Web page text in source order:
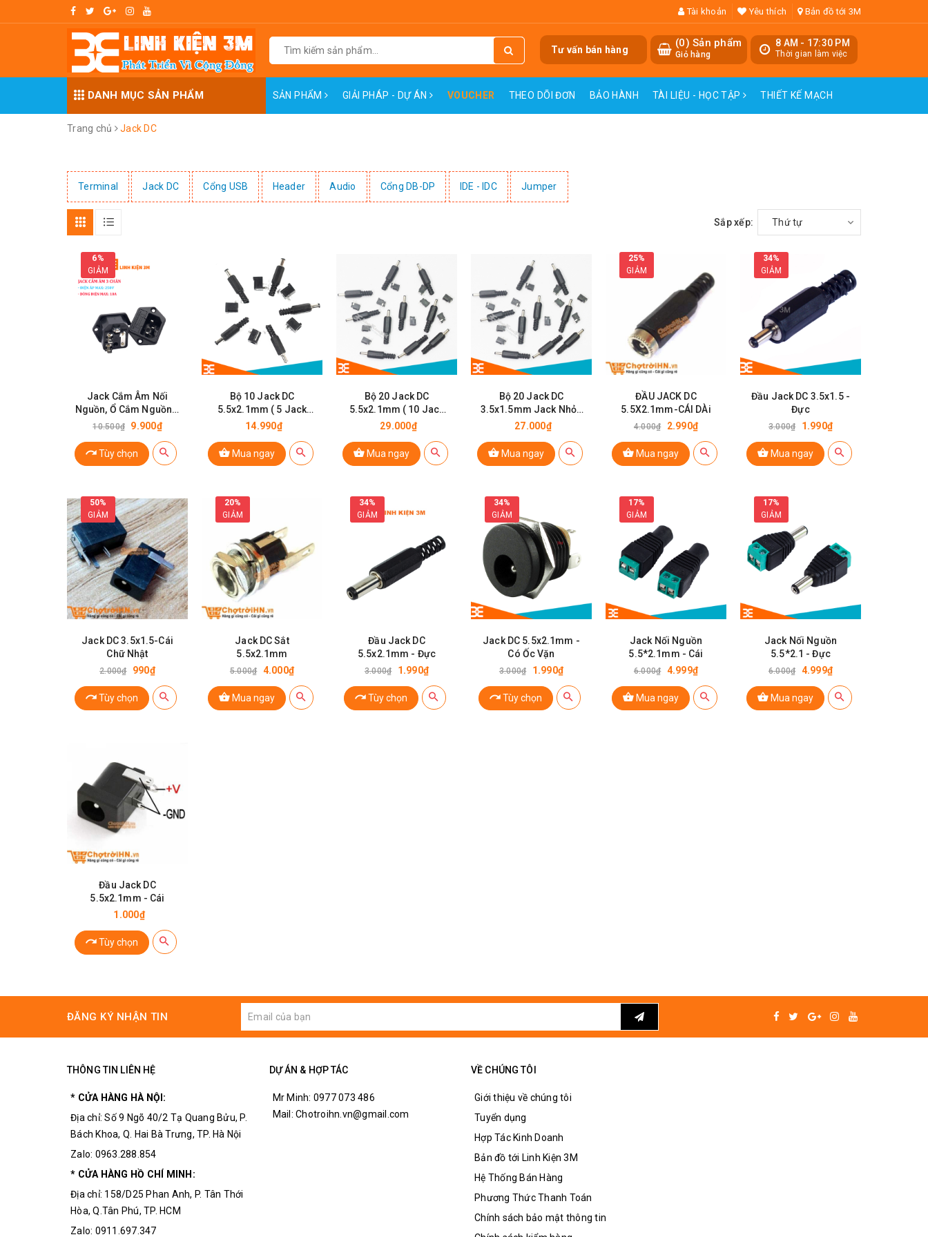
Tài khoản Yêu thích Bản đồ tới 3M
8 AM - 17:30 PM
Thời gian làm việc
(0) Sản phẩm
Giỏ hàng
Tư vấn bán hàng
DANH MỤC SẢN PHẨM SẢN PHẨM GIẢI PHÁP - DỰ ÁN VOUCHER THEO DÕI ĐƠN BẢO HÀNH TÀI LIỆU - HỌC TẬP THIẾT KẾ MẠCH
Trang chủ Jack DC
Terminal Jack DC Cổng USB Header Audio Cổng DB-DP IDE - IDC Jumper
Sắp xếp: Thứ tự
6%
GIẢM
Jack Cắm Âm Nối
Nguồn, Ổ Cắm Nguồn 3
Chân 220VAC-10A |
10.500₫ 9.900₫
Tùy chọn
Bộ 10 Jack DC
5.5x2.1mm ( 5 Jack
đực- 5 Jack cái )
14.990₫
Mua ngay
Bộ 20 Jack DC
5.5x2.1mm ( 10 Jack
đực- 10 Jack cái )
29.000₫
Mua ngay
Bộ 20 Jack DC
3.5x1.5mm Jack Nhỏ (
10 Jack đực- 10 Jack
27.000₫
Mua ngay
25%
GIẢM
ĐẦU JACK DC
5.5X2.1mm-CÁI DÀi
4.000₫ 2.990₫
Mua ngay
34%
GIẢM
Đầu Jack DC 3.5x1.5 -
Đực
3.000₫ 1.990₫
Mua ngay
50%
GIẢM
Jack DC 3.5x1.5-Cái
Chữ Nhật
2.000₫ 990₫
Tùy chọn
20%
GIẢM
Jack DC Sắt
5.5x2.1mm
5.000₫ 4.000₫
Mua ngay
34%
GIẢM
Đầu Jack DC
5.5x2.1mm - Đực
3.000₫ 1.990₫
Tùy chọn
34%
GIẢM
Jack DC 5.5x2.1mm -
Có Ốc Vặn
3.000₫ 1.990₫
Tùy chọn
17%
GIẢM
Jack Nối Nguồn
5.5*2.1mm - Cái
6.000₫ 4.999₫
Mua ngay
17%
GIẢM
Jack Nối Nguồn
5.5*2.1 - Đực
6.000₫ 4.999₫
Mua ngay
Đầu Jack DC
5.5x2.1mm - Cái
1.000₫
Tùy chọn
ĐĂNG KÝ NHẬN TIN
THÔNG TIN LIÊN HỆ
* CỬA HÀNG HÀ NỘI:
Địa chỉ: Số 9 Ngõ 40/2 Tạ Quang Bửu, P.
Bách Khoa, Q. Hai Bà Trưng, TP. Hà Nội
Zalo: 0963.288.854
* CỬA HÀNG HỒ CHÍ MINH:
Địa chỉ: 158/D25 Phan Anh, P. Tân Thới
Hòa, Q.Tân Phú, TP. HCM
Zalo: 0911.697.347
DỰ ÁN & HỢP TÁC
Mr Minh: 0977 073 486
Mail: Chotroihn.vn@gmail.com
VỀ CHÚNG TÔI
Giới thiệu về chúng tôi
Tuyển dụng
Hợp Tác Kinh Doanh
Bản đồ tới Linh Kiện 3M
Hệ Thống Bán Hàng
Phương Thức Thanh Toán
Chính sách bảo mật thông tin